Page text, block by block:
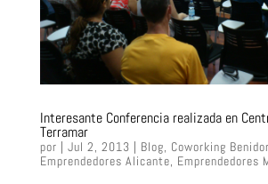
Interesante Conferencia realizada en
Terramar
por | Jul 2, 2013 | Blog, Coworking
Emprendedores Alicante, Emprendedores